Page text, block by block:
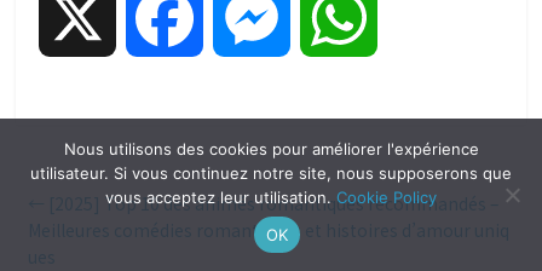
c s
s
a
[2025] Top 10 des animés romantiques recommandés –
Meilleures comédies romantiques et histoires d’amour uniq
Nous utilisons des cookies pour améliorer l'expérience
utilisateur. Si vous continuez notre site, nous supposerons que
vous acceptez leur utilisation. Cookie Policy
OK